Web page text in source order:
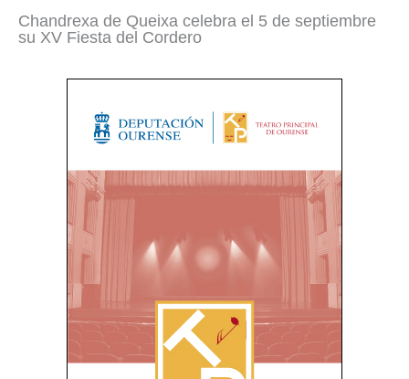
Chandrexa de Queixa celebra el 5 de septiembre
su XV Fiesta del Cordero